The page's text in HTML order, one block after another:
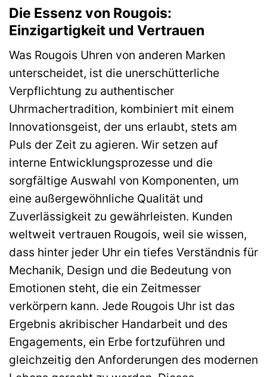
Die Essenz von Rougois:
Einzigartigkeit und Vertrauen
Was Rougois Uhren von anderen Marken
unterscheidet, ist die unerschütterliche
Verpflichtung zu authentischer
Uhrmachertradition, kombiniert mit einem
Innovationsgeist, der uns erlaubt, stets am
Puls der Zeit zu agieren. Wir setzen auf
interne Entwicklungsprozesse und die
sorgfältige Auswahl von Komponenten, um
eine außergewöhnliche Qualität und
Zuverlässigkeit zu gewährleisten. Kunden
weltweit vertrauen Rougois, weil sie wissen,
dass hinter jeder Uhr ein tiefes Verständnis für
Mechanik, Design und die Bedeutung von
Emotionen steht, die ein Zeitmesser
verkörpern kann. Jede Rougois Uhr ist das
Ergebnis akribischer Handarbeit und des
Engagements, ein Erbe fortzuführen und
gleichzeitig den Anforderungen des modernen